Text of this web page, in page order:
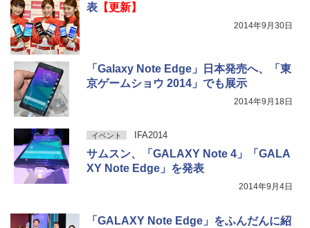
表【更新】
2014年9月30日
「Galaxy Note Edge」日本発売へ、「東
京ゲームショウ 2014」でも展示
2014年9月18日
イベント IFA2014
サムスン、「GALAXY Note 4」「GALA
XY Note Edge」を発表
2014年9月4日
「GALAXY Note Edge」をふんだんに紹